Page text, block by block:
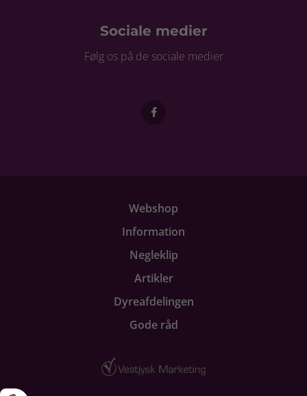
Sociale medier
Følg os på de sociale medier
Webshop
Information
Negleklip
Artikler
Dyreafdelingen
Gode råd